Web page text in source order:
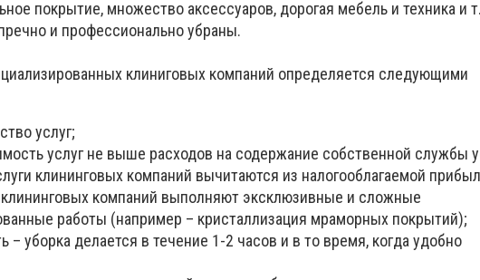
покрытие, множество аксессуаров, дорогая мебель и техника и
и профессионально убраны.
клиниговых компаний определяется следующими
услуг;
услуг не выше расходов на содержание собственной службы
клининговых компаний вычитаются из налогооблагаемой
компаний выполняют эксклюзивные и сложные
работы (например – кристаллизация мраморных покрытий);
– уборка делается в течение 1-2 часов и в то время, когда удобно